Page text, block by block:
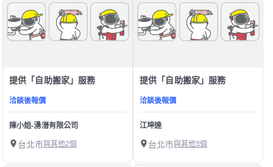
提供「自助搬家」服務
洽談後報價
陳小姐-湧溍有限公司
台北市與其他2個
提供「自助搬家」服務
洽談後報價
江坤達
台北市與其他3個